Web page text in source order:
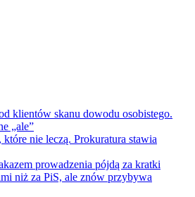
klientów skanu dowodu osobistego.
„ale”
nie leczą. Prokuratura stawia
prowadzenia pójdą za kratki
niż za PiS, ale znów przybywa